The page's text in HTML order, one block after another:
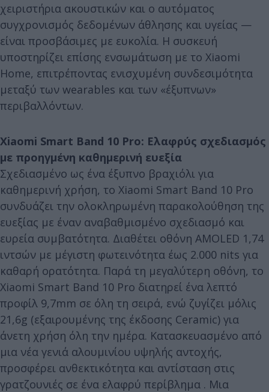
χειριστήρια ακουστικών και ο αυτόματος
συγχρονισμός δεδομένων άθλησης και υγείας —
είναι προσβάσιμες με ευκολία. Η συσκευή
υποστηρίζει επίσης ενσωμάτωση με το Xiaomi
Home, επιτρέποντας ενισχυμένη συνδεσιμότητα
μεταξύ των wearables και των «έξυπνων»
περιβαλλόντων.
Xiaomi Smart Band 10 Pro: Ελαφρύς σχεδιασμός
με προηγμένη καθημερινή ευεξία
Σχεδιασμένο ως ένα έξυπνο βραχιόλι για
καθημερινή χρήση, το Xiaomi Smart Band 10 Pro
συνδυάζει την ολοκληρωμένη παρακολούθηση της
ευεξίας με έναν αναβαθμισμένο σχεδιασμό και
ευρεία συμβατότητα. Διαθέτει οθόνη AMOLED 1,74
ιντσών με μέγιστη φωτεινότητα έως 2.000 nits για
καθαρή ορατότητα. Παρά τη μεγαλύτερη οθόνη, το
Xiaomi Smart Band 10 Pro διατηρεί ένα λεπτό
προφίλ 9,7mm σε όλη τη σειρά, ενώ ζυγίζει μόλις
21,6g (εξαιρουμένης της έκδοσης Ceramic) για
άνετη χρήση όλη την ημέρα. Κατασκευασμένο από
μια νέα γενιά αλουμινίου υψηλής αντοχής,
προσφέρει ανθεκτικότητα και αντίσταση στις
γρατζουνιές σε ένα ελαφρύ περίβλημα . Μια